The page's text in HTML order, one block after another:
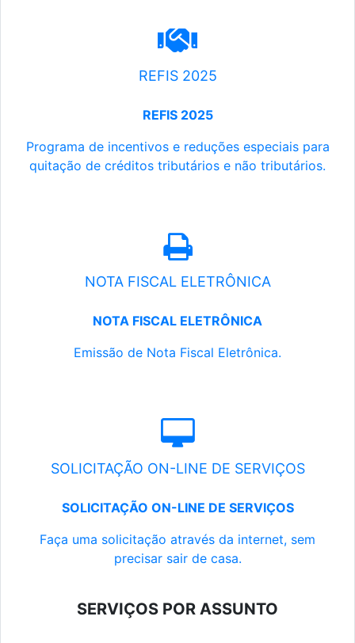
REFIS 2025
REFIS 2025
Programa de incentivos e reduções especiais para
quitação de créditos tributários e não tributários.
NOTA FISCAL ELETRÔNICA
NOTA FISCAL ELETRÔNICA
Emissão de Nota Fiscal Eletrônica.
SOLICITAÇÃO ON-LINE DE SERVIÇOS
SOLICITAÇÃO ON-LINE DE SERVIÇOS
Faça uma solicitação através da internet, sem
precisar sair de casa.
SERVIÇOS POR ASSUNTO